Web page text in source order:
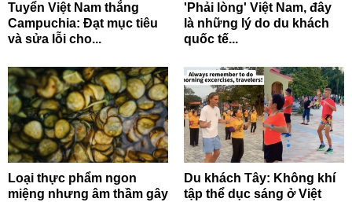
Tuyển Việt Nam thắng
Campuchia: Đạt mục tiêu
và sửa lỗi cho...
'Phải lòng' Việt Nam, đây
là những lý do du khách
quốc tế...
Loại thực phẩm ngon
miệng nhưng âm thầm gây
Du khách Tây: Không khí
tập thể dục sáng ở Việt